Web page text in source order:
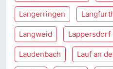
Langerringen
Langweid Lappersdorf
Laudenbach Lauf an